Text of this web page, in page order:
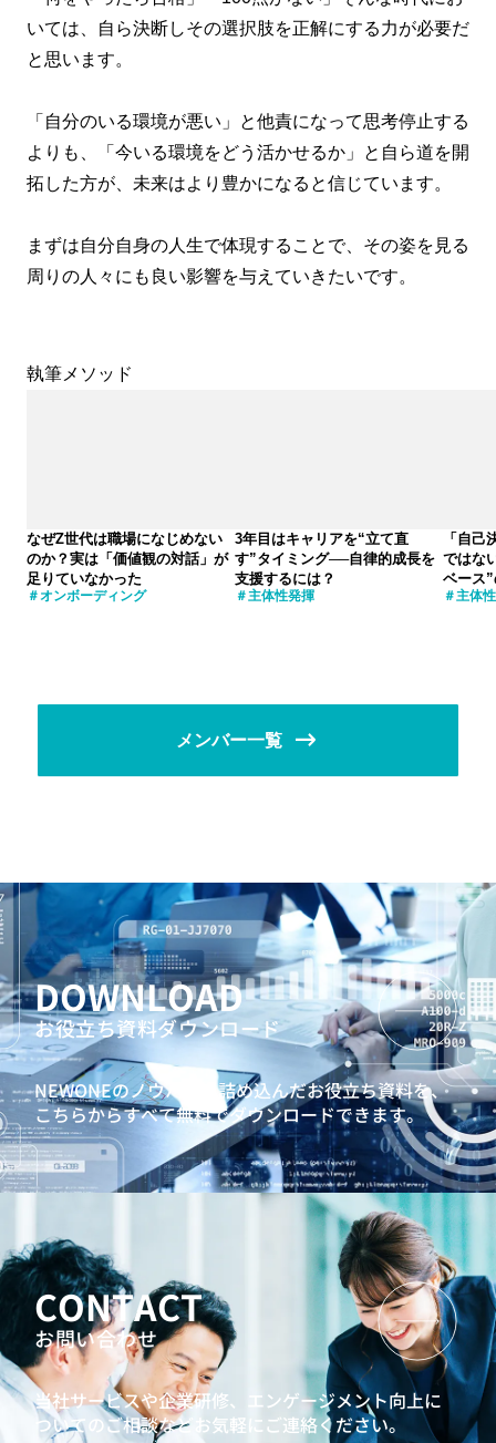
いては、自ら決断しその選択肢を正解にする力が必要だ
と思います。
「自分のいる環境が悪い」と他責になって思考停止する
よりも、「今いる環境をどう活かせるか」と自ら道を開
拓した方が、未来はより豊かになると信じています。
まずは自分自身の人生で体現することで、その姿を見る
周りの人々にも良い影響を与えていきたいです。
執筆メソッド
なぜZ世代は職場になじめない
のか？実は「価値観の対話」が
足りていなかった
オンボーディング
3年目はキャリアを“立て直
す”タイミング──自律的成長を
支援するには？
主体性発揮
「自己
ではな
ベース
主体
メンバー一覧
DOWNLOAD
お役立ち資料ダウンロード
NEWONEのノウハウを詰め込んだお役立ち資料を、
こちらからすべて無料でダウンロードできます。
CONTACT
お問い合わせ
当社サービスや企業研修、エンゲージメント向上に
ついてのご相談などお気軽にご連絡ください。